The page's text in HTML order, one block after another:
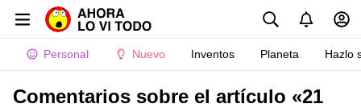
Personal Nuevo Inventos Planeta Hazlo
Comentarios sobre el artículo «21